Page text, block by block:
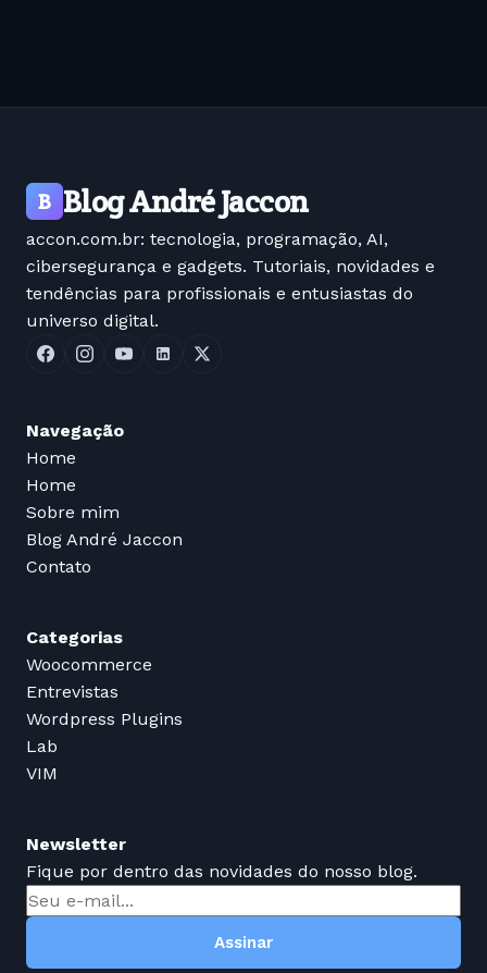
B Blog André Jaccon
accon.com.br: tecnologia, programação, AI,
cibersegurança e gadgets. Tutoriais, novidades e
tendências para profissionais e entusiastas do
universo digital.
Navegação
Home
Home
Sobre mim
Blog André Jaccon
Contato
Categorias
Woocommerce
Entrevistas
Wordpress Plugins
Lab
VIM
Newsletter
Fique por dentro das novidades do nosso blog.
Assinar